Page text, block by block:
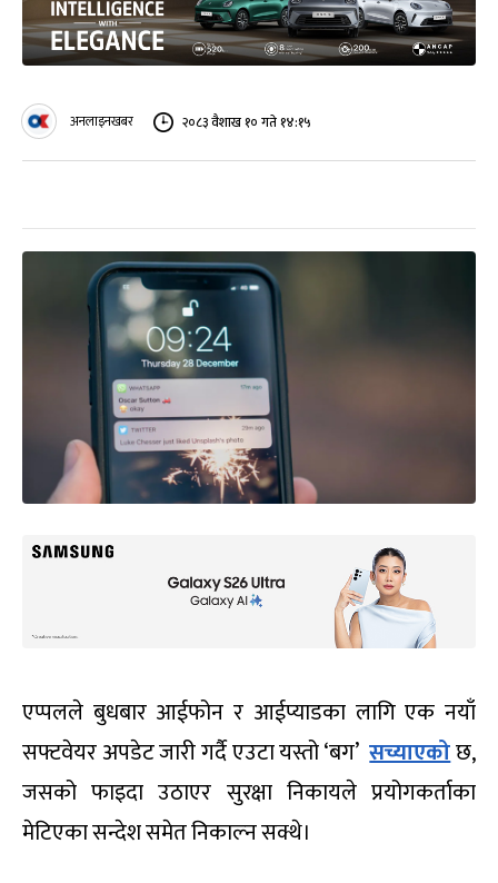
अनलाइनखबर २०८३ वैशाख १० गते १४:१५
एप्पलले बुधबार आईफोन र आईप्याडका लागि एक नयाँ
सफ्टवेयर अपडेट जारी गर्दै एउटा यस्तो ‘बग’सच्याएकोछ,
जसको फाइदा उठाएर सुरक्षा निकायले प्रयोगकर्ताका
मेटिएका सन्देश समेत निकाल्न सक्थे।